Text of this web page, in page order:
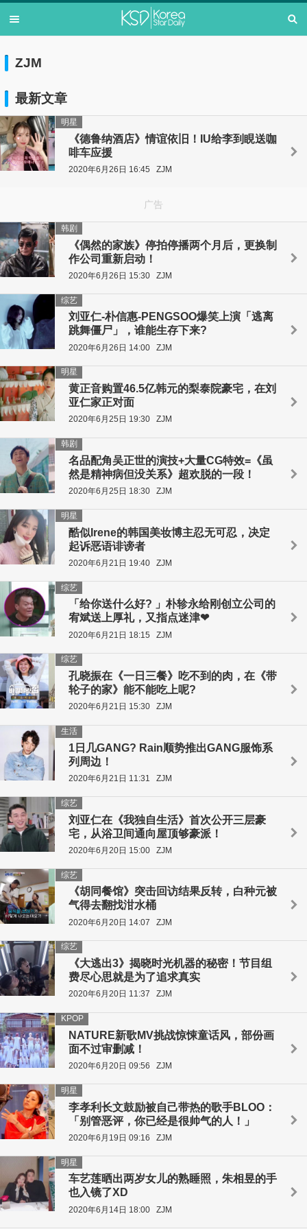
ZJM
最新文章
《德鲁纳酒店》情谊依旧！IU给李到睍送咖
啡车应援
明星
2020年6月26日 16:45 ZJM
广告
《偶然的家族》停拍停播两个月后，更换制
作公司重新启动！
韩剧
2020年6月26日 15:30 ZJM
刘亚仁-朴信惠-PENGSOO爆笑上演「逃离
跳舞僵尸」，谁能生存下来?
综艺
2020年6月26日 14:00 ZJM
黄正音购置46.5亿韩元的梨泰院豪宅，在刘
亚仁家正对面
明星
2020年6月25日 19:30 ZJM
名品配角吴正世的演技+大量CG特效=《虽
然是精神病但没关系》超欢脱的一段！
韩剧
2020年6月25日 18:30 ZJM
酷似Irene的韩国美妆博主忍无可忍，决定
起诉恶语诽谤者
明星
2020年6月21日 19:40 ZJM
「给你送什么好? 」朴轸永给刚创立公司的
宥斌送上厚礼，又指点迷津❤
综艺
2020年6月21日 18:15 ZJM
孔晓振在《一日三餐》吃不到的肉，在《带
轮子的家》能不能吃上呢?
综艺
2020年6月21日 15:30 ZJM
1日几GANG? Rain顺势推出GANG服饰系
列周边！
生活
2020年6月21日 11:31 ZJM
刘亚仁在《我独自生活》首次公开三层豪
宅，从浴卫间通向屋顶够豪派！
综艺
2020年6月20日 15:00 ZJM
《胡同餐馆》突击回访结果反转，白种元被
气得去翻找泔水桶
综艺
2020年6月20日 14:07 ZJM
《大逃出3》揭晓时光机器的秘密！节目组
费尽心思就是为了追求真实
综艺
2020年6月20日 11:37 ZJM
NATURE新歌MV挑战惊悚童话风，部份画
面不过审删减！
KPOP
2020年6月20日 09:56 ZJM
李孝利长文鼓励被自己带热的歌手BLOO：
「别管恶评，你已经是很帅气的人！」
明星
2020年6月19日 09:16 ZJM
车艺莲晒出两岁女儿的熟睡照，朱相昱的手
也入镜了XD
明星
2020年6月14日 18:00 ZJM